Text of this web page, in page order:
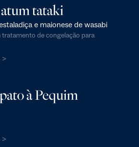
tataki
e maionese de wasabi
de congelação para
>
à Pequim
>